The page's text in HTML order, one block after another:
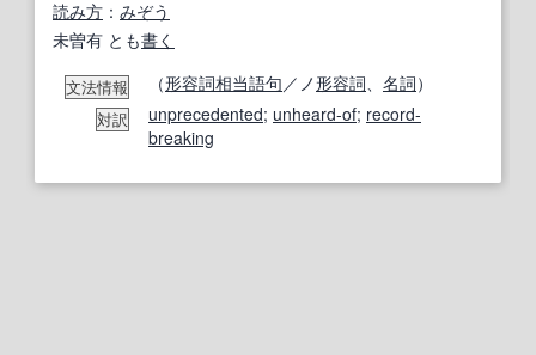
読み方 ： みぞう
未曽有 とも書く
文法情報 （形容詞相当語句 ／ノ形容詞 名詞）
対訳 unprecedented; unheard-of; record-
breaking